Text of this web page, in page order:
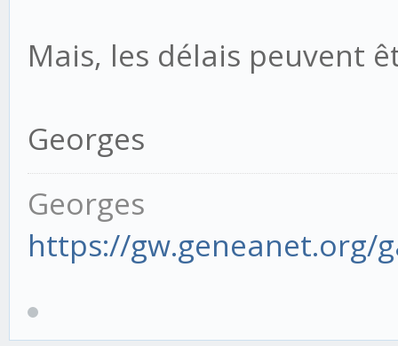
Mais, les délais peuvent
Georges
Georges
https://gw.geneanet.org/